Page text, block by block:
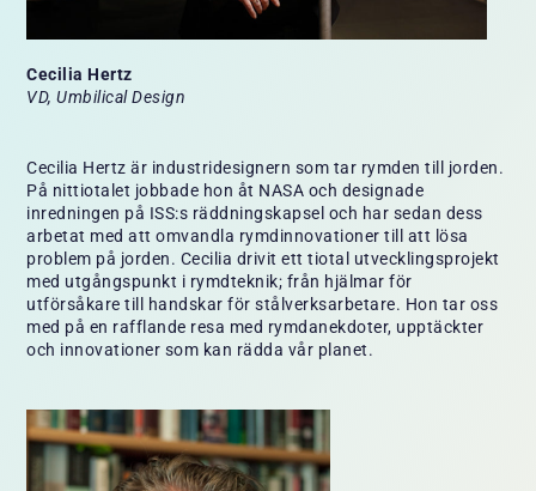
Cecilia Hertz
VD, Umbilical Design
Cecilia Hertz är industridesignern som tar rymden till jorden.
På nittiotalet jobbade hon åt NASA och designade
inredningen på ISS:s räddningskapsel och har sedan dess
arbetat med att omvandla rymdinnovationer till att lösa
problem på jorden. Cecilia drivit ett tiotal utvecklingsprojekt
med utgångspunkt i rymdteknik; från hjälmar för
utförsåkare till handskar för stålverksarbetare. Hon tar oss
med på en rafflande resa med rymdanekdoter, upptäckter
och innovationer som kan rädda vår planet.